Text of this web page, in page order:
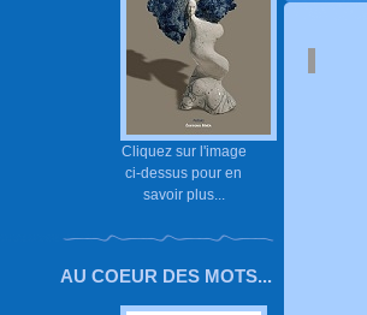
Cliquez sur l'image
ci-dessus pour en
savoir plus...
AU COEUR DES MOTS...